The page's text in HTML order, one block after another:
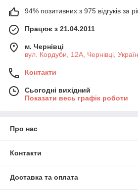
94% позитивних з 975 відгуків за
Працює з 21.04.2011
м. Чернівці
вул. Кордуби, 12А, Чернівці,
Контакти
Сьогодні вихідний
Показати весь графік роботи
Про нас
Контакти
Доставка та оплата